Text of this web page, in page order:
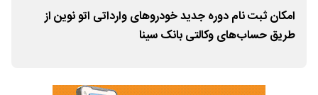
امکان ثبت نام دوره جدید خودروهای وارداتی اتو نوین از
طریق حساب‌های وکالتی بانک سینا